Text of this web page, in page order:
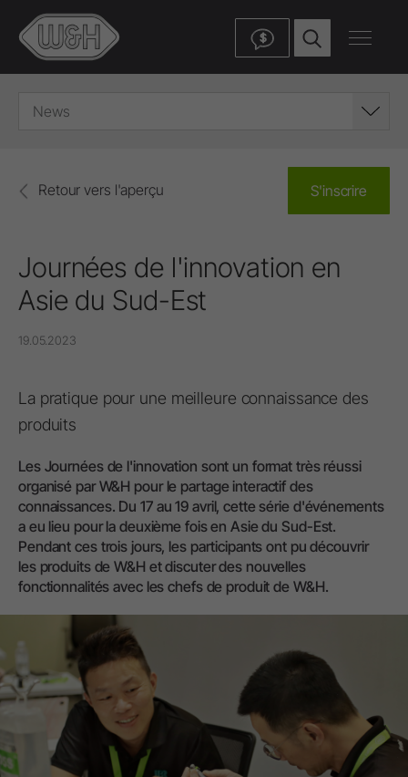
$
News
Retour vers l'aperçu S'inscrire
Journées de l'innovation en
Asie du Sud-Est
19.05.2023
La pratique pour une meilleure connaissance des
produits
Les Journées de l'innovation sont un format très réussi
organisé par W&H pour le partage interactif des
connaissances. Du 17 au 19 avril, cette série d'événements
a eu lieu pour la deuxième fois en Asie du Sud-Est.
Pendant ces trois jours, les participants ont pu découvrir
les produits de W&H et discuter des nouvelles
fonctionnalités avec les chefs de produit de W&H.